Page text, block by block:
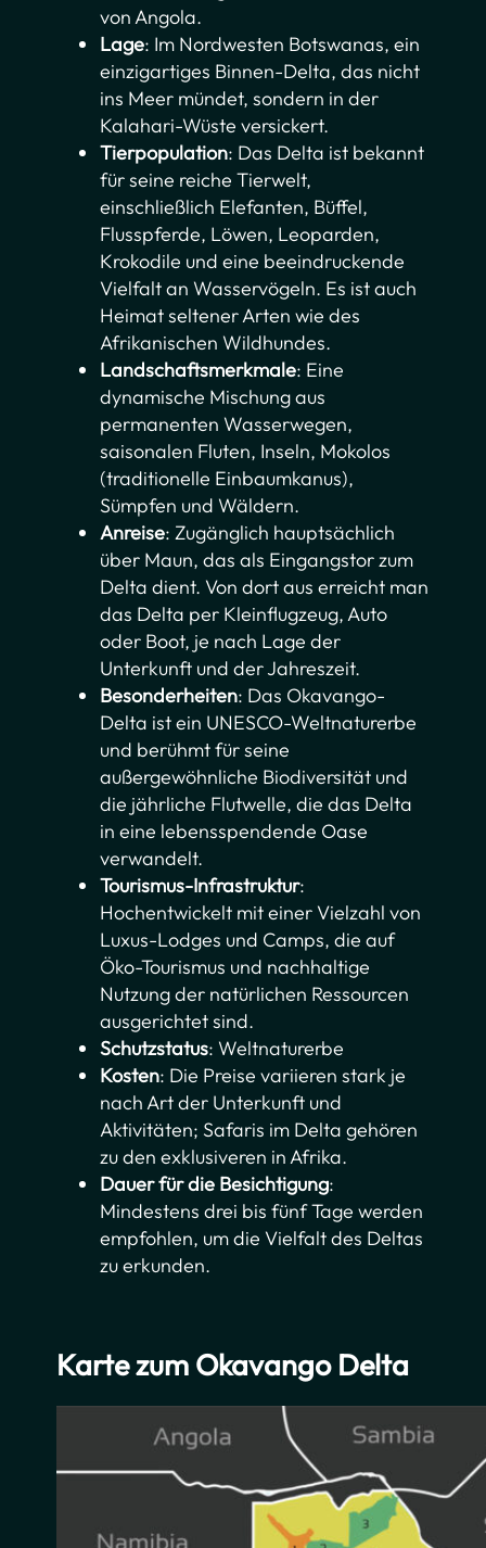
von Angola.
Lage: Im Nordwesten Botswanas, ein
einzigartiges Binnen-Delta, das nicht
ins Meer mündet, sondern in der
Kalahari-Wüste versickert.
Tierpopulation: Das Delta ist bekannt
für seine reiche Tierwelt,
einschließlich Elefanten, Büffel,
Flusspferde, Löwen, Leoparden,
Krokodile und eine beeindruckende
Vielfalt an Wasservögeln. Es ist auch
Heimat seltener Arten wie des
Afrikanischen Wildhundes.
Landschaftsmerkmale: Eine
dynamische Mischung aus
permanenten Wasserwegen,
saisonalen Fluten, Inseln, Mokolos
(traditionelle Einbaumkanus),
Sümpfen und Wäldern.
Anreise: Zugänglich hauptsächlich
über Maun, das als Eingangstor zum
Delta dient. Von dort aus erreicht man
das Delta per Kleinflugzeug, Auto
oder Boot, je nach Lage der
Unterkunft und der Jahreszeit.
Besonderheiten: Das Okavango-
Delta ist ein UNESCO-Weltnaturerbe
und berühmt für seine
außergewöhnliche Biodiversität und
die jährliche Flutwelle, die das Delta
in eine lebensspendende Oase
verwandelt.
Tourismus-Infrastruktur:
Hochentwickelt mit einer Vielzahl von
Luxus-Lodges und Camps, die auf
Öko-Tourismus und nachhaltige
Nutzung der natürlichen Ressourcen
ausgerichtet sind.
Schutzstatus: Weltnaturerbe
Kosten: Die Preise variieren stark je
nach Art der Unterkunft und
Aktivitäten; Safaris im Delta gehören
zu den exklusiveren in Afrika.
Dauer für die Besichtigung:
Mindestens drei bis fünf Tage werden
empfohlen, um die Vielfalt des Deltas
zu erkunden.
Karte zum Okavango Delta